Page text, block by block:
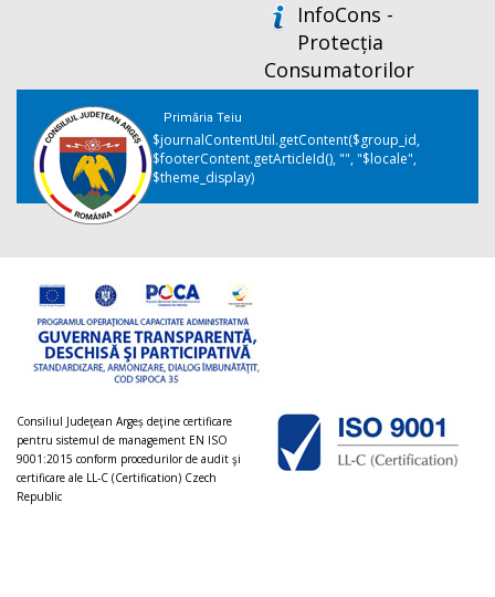
InfoCons -
Protecția
Consumatorilor
Primăria Teiu
$journalContentUtil.getContent($group_id,
$footerContent.getArticleId(), "", "$locale",
$theme_display)
Consiliul Judeţean Argeș deţine certificare
pentru sistemul de management EN ISO
9001:2015 conform procedurilor de audit şi
certificare ale LL-C (Certification) Czech
Republic